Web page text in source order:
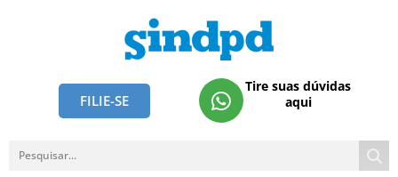
FILIE-SE
Tire suas dúvidas
aqui